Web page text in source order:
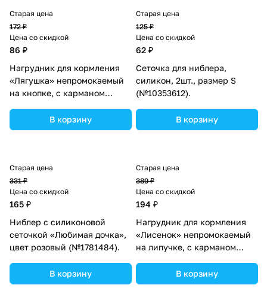
Старая цена
172 ₽
Цена со скидкой
86 ₽
Нагрудник для кормления
«Лягушка» непромокаемый
на кнопке, с карманом
В корзину
Старая цена
125 ₽
Цена со скидкой
62 ₽
Сеточка для ниблера,
силикон, 2шт., размер S
(№10353612).
В корзину
Старая цена
331 ₽
Цена со скидкой
165 ₽
Ниблер с силиконовой
сеточкой «Любимая дочка»,
цвет розовый (№1781484).
В корзину
Старая цена
389 ₽
Цена со скидкой
194 ₽
Нагрудник для кормления
«Лисенок» непромокаемый
на липучке, с карманом
В корзину